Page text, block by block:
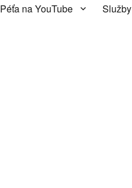
Péťa na YouTube Služby